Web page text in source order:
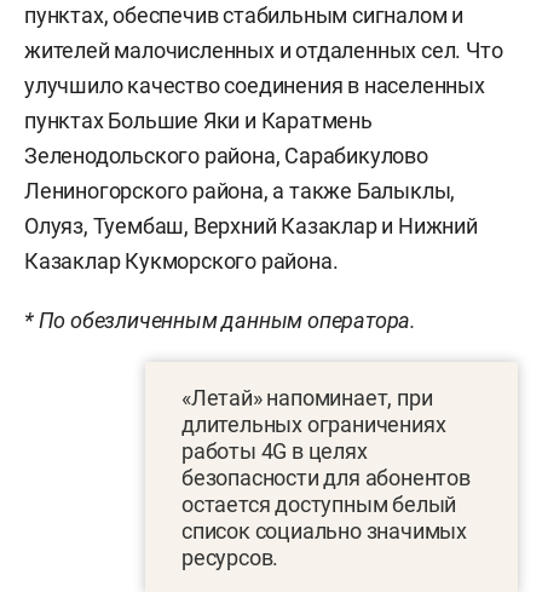
пунктах, обеспечив стабильным сигналом и
жителей малочисленных и отдаленных сел. Что
улучшило качество соединения в населенных
пунктах Большие Яки и Каратмень
Зеленодольского района, Сарабикулово
Лениногорского района, а также Балыклы,
Олуяз, Туембаш, Верхний Казаклар и Нижний
Казаклар Кукморского района.
* По обезличенным данным оператора.
«Летай» напоминает, при
длительных ограничениях
работы 4G в целях
безопасности для абонентов
остается доступным белый
список социально значимых
ресурсов.